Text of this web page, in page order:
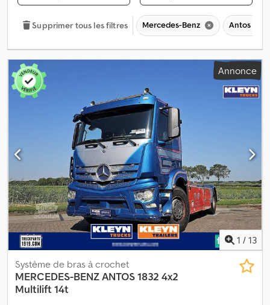
Supprimer tous les filtres Mercedes-Benz Antos
Annonce
1 / 13
Système de bras à crochet
MERCEDES-BENZANTOS 1832 4x2
Multilift 14t